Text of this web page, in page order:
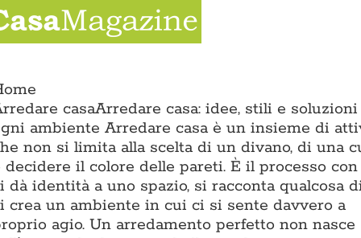
Salta
al
contenuto
casaArredare casa: idee, stili e
ambiente Arredare casa è un insieme di
non si limita alla scelta di un divano, di una
decidere il colore delle pareti. È il processo
dà identità a uno spazio, si racconta qualcosa
crea un ambiente in cui ci si sente davvero a
agio. Un arredamento perfetto non nasce